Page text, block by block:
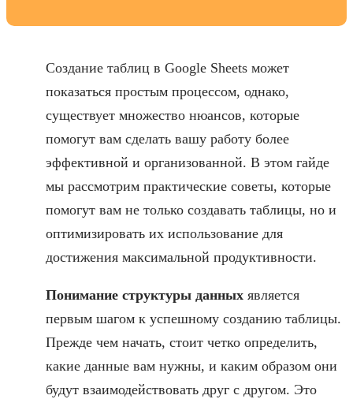
Создание таблиц в Google Sheets может
показаться простым процессом, однако,
существует множество нюансов, которые
помогут вам сделать вашу работу более
эффективной и организованной. В этом гайде
мы рассмотрим практические советы, которые
помогут вам не только создавать таблицы, но и
оптимизировать их использование для
достижения максимальной продуктивности.
Понимание структуры данных является
первым шагом к успешному созданию таблицы.
Прежде чем начать, стоит четко определить,
какие данные вам нужны, и каким образом они
будут взаимодействовать друг с другом. Это